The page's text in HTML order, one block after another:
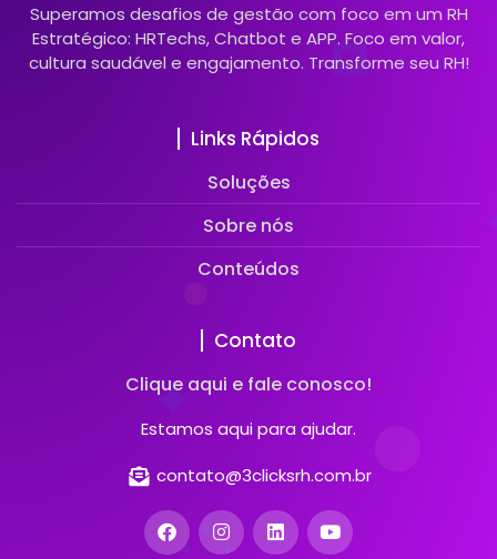
Superamos desafios de gestão com foco em um RH
Estratégico: HRTechs, Chatbot e APP. Foco em valor,
cultura saudável e engajamento. Transforme seu RH!
Links Rápidos
Soluções
Sobre nós
Conteúdos
Contato
Clique aqui e fale conosco!
Estamos aqui para ajudar.
contato@3clicksrh.com.br